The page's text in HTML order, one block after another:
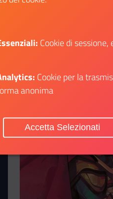
Il Dipartimento a Play –
Il link ti
Cookie di
Cookie per la
anonima
Accetta Selezionati